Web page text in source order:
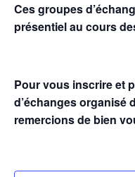
Ces groupes
présentiel au cours
Pour vous inscrire et
d’échanges organisé
remercions de bien